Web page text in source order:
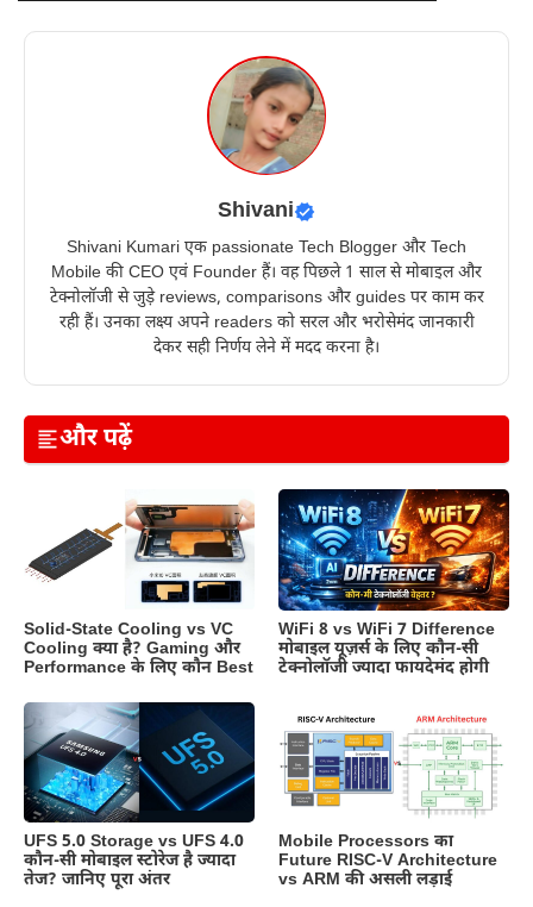
Shivani
Shivani Kumari एक passionate Tech Blogger और Tech
Mobile की CEO एवं Founder हैं। वह पिछले 1 साल से मोबाइल और
टेक्नोलॉजी से जुड़े reviews, comparisons और guides पर काम कर
रही हैं। उनका लक्ष्य अपने readers को सरल और भरोसेमंद जानकारी
देकर सही निर्णय लेने में मदद करना है।
और पढ़ें
Solid-State Cooling vs VC
Cooling क्या है? Gaming और
Performance के लिए कौन Best
WiFi 8 vs WiFi 7 Difference
मोबाइल यूज़र्स के लिए कौन-सी
टेक्नोलॉजी ज्यादा फायदेमंद होगी
UFS 5.0 Storage vs UFS 4.0
कौन-सी मोबाइल स्टोरेज है ज्यादा
तेज? जानिए पूरा अंतर
Mobile Processors का
Future RISC-V Architecture
vs ARM की असली लड़ाई